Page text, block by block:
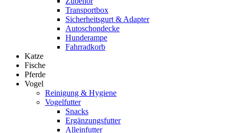
Transportbox
Sicherheitsgurt & Adapter
Autoschondecke
Hunderampe
Fahrradkorb
Katze
Fische
Pferde
Vogel
Reinigung & Hygiene
Vogelfutter
Snacks
Ergänzungsfutter
Alleinfutter